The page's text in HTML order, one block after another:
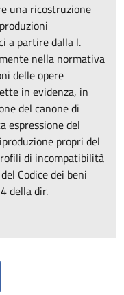
una ricostruzione
a partire dalla l.
nella normativa
delle opere
in evidenza, in
del canone di
espressione del
propri del
di incompatibilità
Codice dei beni
della dir.